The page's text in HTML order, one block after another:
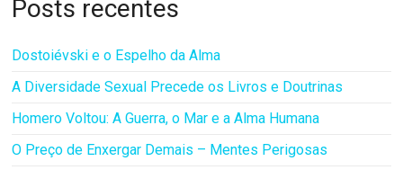
Posts recentes
Dostoiévski e o Espelho da Alma
A Diversidade Sexual Precede os Livros e Doutrinas
Homero Voltou: A Guerra, o Mar e a Alma Humana
O Preço de Enxergar Demais – Mentes Perigosas